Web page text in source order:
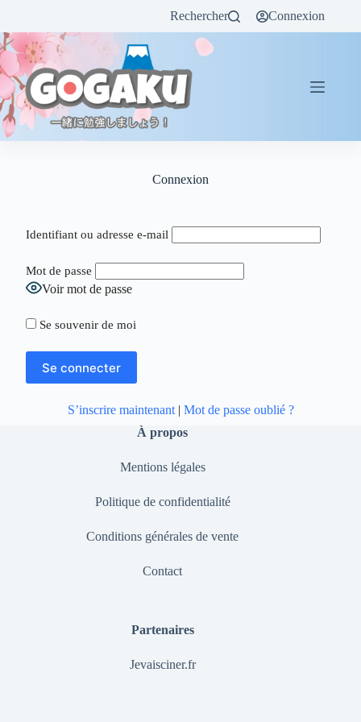
Rechercher Connexion
Connexion
Identifiant ou adresse e-mail
Mot de passe
Voir mot de passe
Se souvenir de moi
S’inscrire maintenant| Mot de passe oublié ?
À propos
Mentions légales
Politique de confidentialité
Conditions générales de vente
Contact
Partenaires
Jevaisciner.fr